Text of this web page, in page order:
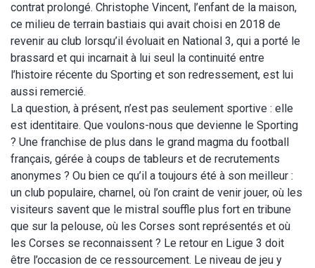
contrat prolongé. Christophe Vincent, l’enfant de la maison,
ce milieu de terrain bastiais qui avait choisi en 2018 de
revenir au club lorsqu’il évoluait en National 3, qui a porté le
brassard et qui incarnait à lui seul la continuité entre
l’histoire récente du Sporting et son redressement, est lui
aussi remercié.
La question, à présent, n’est pas seulement sportive : elle
est identitaire. Que voulons-nous que devienne le Sporting
? Une franchise de plus dans le grand magma du football
français, gérée à coups de tableurs et de recrutements
anonymes ? Ou bien ce qu’il a toujours été à son meilleur :
un club populaire, charnel, où l’on craint de venir jouer, où les
visiteurs savent que le mistral souffle plus fort en tribune
que sur la pelouse, où les Corses sont représentés et où
les Corses se reconnaissent ? Le retour en Ligue 3 doit
être l’occasion de ce ressourcement. Le niveau de jeu y